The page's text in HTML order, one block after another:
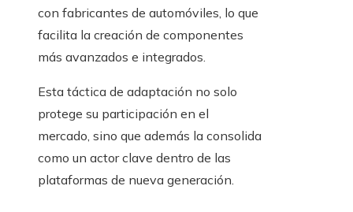
con fabricantes de automóviles, lo que
facilita la creación de componentes
más avanzados e integrados.
Esta táctica de adaptación no solo
protege su participación en el
mercado, sino que además la consolida
como un actor clave dentro de las
plataformas de nueva generación.